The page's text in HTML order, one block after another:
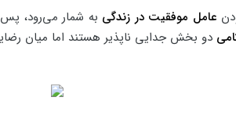
عامل موفقیت در زندگی به شمار می‌رود،
دو بخش جدایی ناپذیر هستند اما میان